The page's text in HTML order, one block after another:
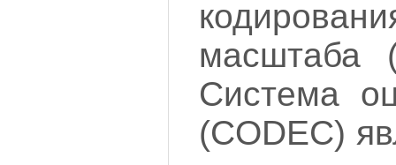
масштаба
Система
(CODEC)